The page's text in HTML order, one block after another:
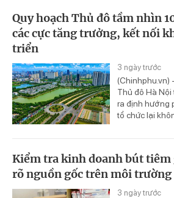
Quy hoạch Thủ đô tầm nhìn
các cực tăng trưởng, kết nối
triển
3 ngày trước
(Chinhphu.vn)
Thủ đô Hà
ra định hướng
tổ chức lại
Kiểm tra kinh doanh bút tiêm
rõ nguồn gốc trên môi trường
3 ngày trước